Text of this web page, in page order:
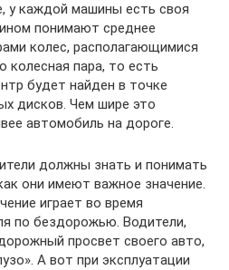
у каждой машины есть своя
понимают среднее
колес, располагающимися
колесная пара, то есть
будет найден в точке
дисков. Чем шире это
автомобиль на дороге.
должны знать и понимать
они имеют важное значение.
играет во время
по бездорожью. Водители,
просвет своего авто,
А вот при эксплуатации